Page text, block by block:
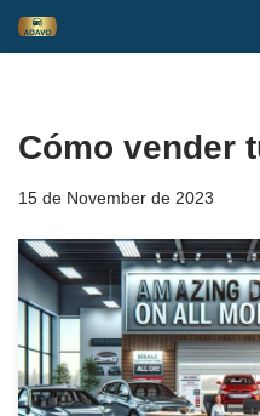
content
Cómo vender
15 de November de 2023